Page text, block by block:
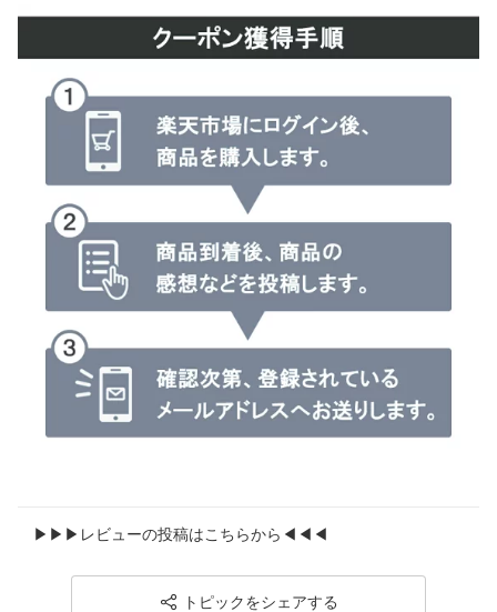
▶▶▶レビューの投稿はこちらから◀◀◀
トピックをシェアする